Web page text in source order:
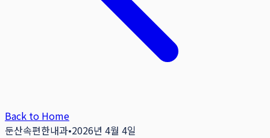
Back to Home
둔산속편한내과•2026년 4월 4일